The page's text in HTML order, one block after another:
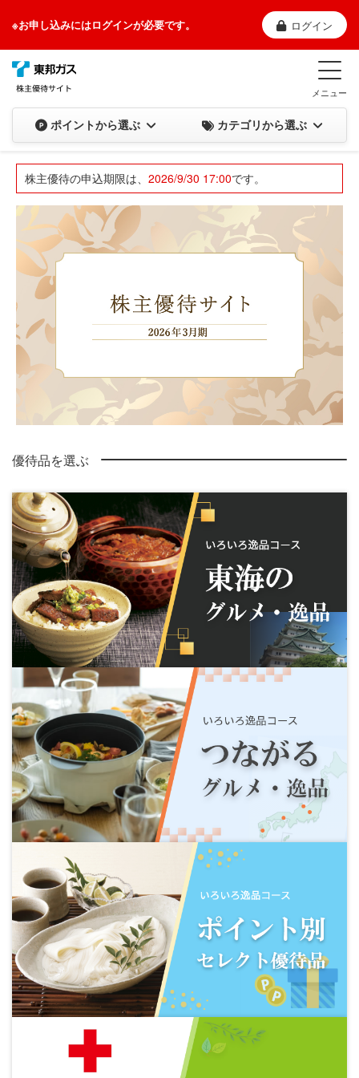
※お申し込みにはログインが必要です。 ログイン
メニュー
ポイントから選ぶ カテゴリから選ぶ
株主優待の申込期限は、 2026/9/30 17:00です。
優待品を選ぶ